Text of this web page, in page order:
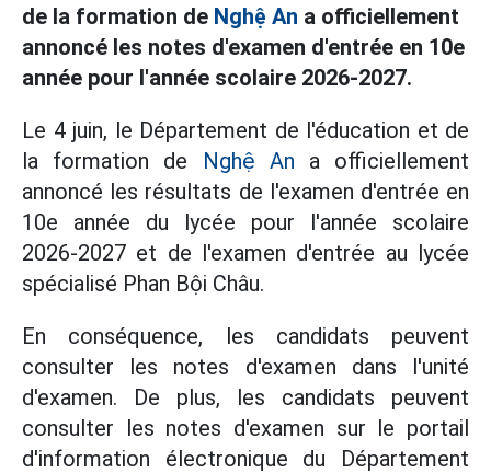
de la formation de Nghệ An a officiellement
annoncé les notes d'examen d'entrée en 10e
année pour l'année scolaire 2026-2027.
Le 4 juin, le Département de l'éducation et de
la formation de
Nghệ An a officiellement
annoncé les résultats de l'examen d'entrée en
10e année du lycée pour l'année scolaire
2026-2027 et de l'examen d'entrée au lycée
spécialisé Phan Bội Châu.
En conséquence, les candidats peuvent
consulter les notes d'examen dans l'unité
d'examen. De plus, les candidats peuvent
consulter les notes d'examen sur le portail
d'information électronique du Département